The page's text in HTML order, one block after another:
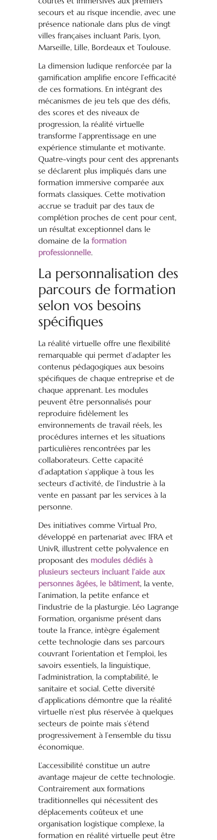
secours et au risque incendie, avec une
présence nationale dans plus de vingt
villes françaises incluant Paris, Lyon,
Marseille, Lille, Bordeaux et Toulouse.
La dimension ludique renforcée par la
gamification amplifie encore l’efficacité
de ces formations. En intégrant des
mécanismes de jeu tels que des défis,
des scores et des niveaux de
progression, la réalité virtuelle
transforme l’apprentissage en une
expérience stimulante et motivante.
Quatre-vingts pour cent des apprenants
se déclarent plus impliqués dans une
formation immersive comparée aux
formats classiques. Cette motivation
accrue se traduit par des taux de
complétion proches de cent pour cent,
un résultat exceptionnel dans le
domaine de la formation
professionnelle.
La personnalisation des
parcours de formation
selon vos besoins
spécifiques
La réalité virtuelle offre une flexibilité
remarquable qui permet d’adapter les
contenus pédagogiques aux besoins
spécifiques de chaque entreprise et de
chaque apprenant. Les modules
peuvent être personnalisés pour
reproduire fidèlement les
environnements de travail réels, les
procédures internes et les situations
particulières rencontrées par les
collaborateurs. Cette capacité
d’adaptation s’applique à tous les
secteurs d’activité, de l’industrie à la
vente en passant par les services à la
personne.
Des initiatives comme Virtual Pro,
développé en partenariat avec IFRA et
UnivR, illustrent cette polyvalence en
proposant des modules dédiés à
plusieurs secteurs incluant l’aide aux
personnes âgées, le bâtiment, la vente,
l’animation, la petite enfance et
l’industrie de la plasturgie. Léo Lagrange
Formation, organisme présent dans
toute la France, intègre également
cette technologie dans ses parcours
couvrant l’orientation et l’emploi, les
savoirs essentiels, la linguistique,
l’administration, la comptabilité, le
sanitaire et social. Cette diversité
d’applications démontre que la réalité
virtuelle n’est plus réservée à quelques
secteurs de pointe mais s’étend
progressivement à l’ensemble du tissu
économique.
L’accessibilité constitue un autre
avantage majeur de cette technologie.
Contrairement aux formations
traditionnelles qui nécessitent des
déplacements coûteux et une
organisation logistique complexe, la
formation en réalité virtuelle peut être